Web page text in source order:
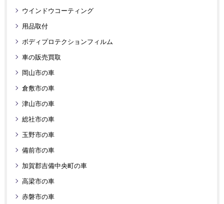
ウインドウコーティング
用品取付
ボディプロテクションフィルム
車の販売買取
岡山市の車
倉敷市の車
津山市の車
総社市の車
玉野市の車
備前市の車
加賀郡吉備中央町の車
高梁市の車
赤磐市の車